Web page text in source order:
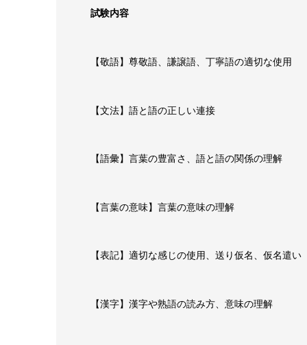
試験内容
【敬語】尊敬語、謙譲語、丁寧語の適切な使用
【文法】語と語の正しい連接
【語彙】言葉の豊富さ、語と語の関係の理解
【言葉の意味】言葉の意味の理解
【表記】適切な感じの使用、送り仮名、仮名遣い
【漢字】漢字や熟語の読み方、意味の理解